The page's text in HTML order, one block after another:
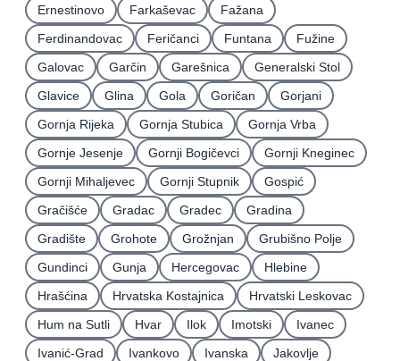
Ernestinovo Farkaševac
Fažana
Ferdinandovac
Feričanci Funtana
Fužine
Galovac
Garčin Garešnica
Generalski Stol
Glavice
Glina Gola Goričan
Gorjani
Gornja Rijeka
Gornja Stubica
Gornja Vrba
Gornje Jesenje
Gornji Bogičevci
Gornji Kneginec
Gornji Mihaljevec
Gornji Stupnik
Gospić
Gračišće
Gradac Gradec
Gradina
Gradište
Grohote Grožnjan
Grubišno Polje
Gundinci
Gunja Hercegovac
Hlebine
Hrašćina
Hrvatska Kostajnica
Hrvatski Leskovac
Hum na Sutli
Hvar Ilok Imotski
Ivanec
Ivanić-Grad
Ivankovo Ivanska
Jakovlje